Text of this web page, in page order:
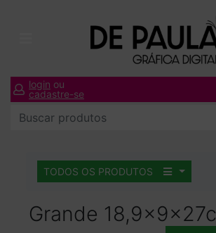
login ou
cadastre-se
TODOS OS PRODUTOS
Grande